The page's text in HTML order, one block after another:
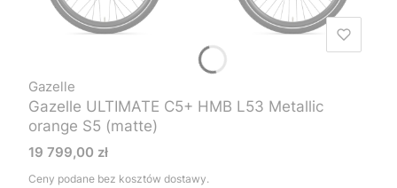
Gazelle ULTIMATE C5+ HMB L53 Metallic
orange S5 (matte)
Gazelle
Cena
19 799,00 zł
Ceny podane bez kosztów dostawy.